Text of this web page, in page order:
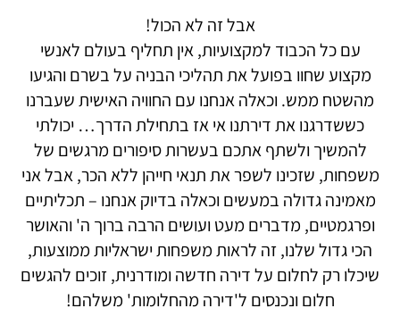
אבל זה לא הכול!
עם כל הכבוד למקצועיות, אין תחליף בעולם לאנשי
מקצוע שחוו בפועל את תהליכי הבניה על בשרם והגיעו
מהשטח ממש. וכאלה אנחנו עם החוויה האישית שעברנו
כששדרגנו את דירתנו אי אז בתחילת הדרך… יכולתי
להמשיך ולשתף אתכם בעשרות סיפורים מרגשים של
משפחות, שזכינו לשפר את תנאי חייהן ללא הכר, אבל אני
מאמינה גדולה במעשים וכאלה בדיוק אנחנו – תכליתיים
ופרגמטיים, מדברים מעט ועושים הרבה ברוך ה' והאושר
הכי גדול שלנו, זה לראות משפחות ישראליות ממוצעות,
שיכלו רק לחלום על דירה חדשה ומודרנית, זוכים להגשים
חלום ונכנסים ל'דירה מהחלומות' משלהם!